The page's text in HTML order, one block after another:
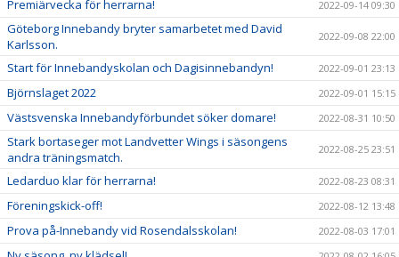
Premiärvecka för herrarna! 2022-09-14 09:30
Göteborg Innebandy bryter samarbetet med David
Karlsson.
2022-09-08 22:00
Start för Innebandyskolan och Dagisinnebandyn! 2022-09-01 23:13
Björnslaget 2022 2022-09-01 15:15
Västsvenska Innebandyförbundet söker domare! 2022-08-31 10:50
Stark bortaseger mot Landvetter Wings i säsongens
andra träningsmatch.
2022-08-25 23:51
Ledarduo klar för herrarna! 2022-08-23 08:31
Föreningskick-off! 2022-08-12 13:48
Prova på-Innebandy vid Rosendalsskolan! 2022-08-03 17:01